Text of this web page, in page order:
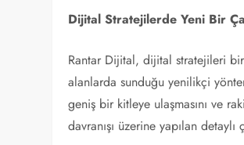
Dijital Stratejilerde Yeni Bir
Rantar Dijital, dijital stratejileri
alanlarda sunduğu yenilikçi
geniş bir kitleye ulaşmasını ve
davranışı üzerine yapılan